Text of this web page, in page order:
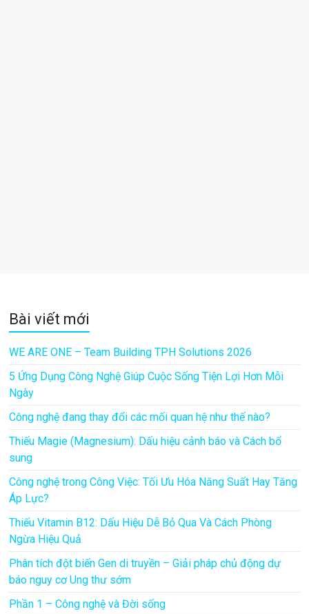
Bài viết mới
WE ARE ONE – Team Building TPH Solutions 2026
5 Ứng Dụng Công Nghệ Giúp Cuộc Sống Tiện Lợi Hơn Mỗi
Ngày
Công nghệ đang thay đổi các mối quan hệ như thế nào?
Thiếu Magie (Magnesium): Dấu hiệu cảnh báo và Cách bổ
sung
Công nghệ trong Công Việc: Tối Ưu Hóa Năng Suất Hay Tăng
Áp Lực?
Thiếu Vitamin B12: Dấu Hiệu Dễ Bỏ Qua Và Cách Phòng
Ngừa Hiệu Quả
Phân tích đột biến Gen di truyền – Giải pháp chủ động dự
báo nguy cơ Ung thư sớm
Phần 1 – Công nghệ và Đời sống